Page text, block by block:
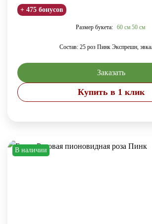
+ 475 бонусов
Размер букета: 60 см 50 см
Состав: 25 роз Пинк Экспрешн,
Заказать
Купить в 1 клик
В наличии